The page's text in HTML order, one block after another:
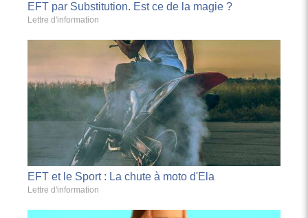
EFT par Substitution. Est ce de la magie ?
Lettre d'information
EFT et le Sport : La chute à moto d'Ela
Lettre d'information